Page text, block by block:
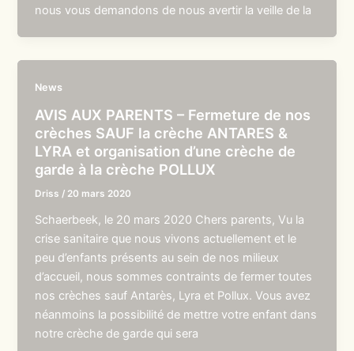
nous vous demandons de nous avertir la veille de la
News
AVIS AUX PARENTS – Fermeture de nos
crèches SAUF la crèche ANTARES &
LYRA et organisation d’une crèche de
garde à la crèche POLLUX
Driss / 20 mars 2020
Schaerbeek, le 20 mars 2020 Chers parents, Vu la
crise sanitaire que nous vivons actuellement et le
peu d’enfants présents au sein de nos milieux
d’accueil, nous sommes contraints de fermer toutes
nos crèches sauf Antarès, Lyra et Pollux. Vous avez
néanmoins la possibilité de mettre votre enfant dans
notre crèche de garde qui sera